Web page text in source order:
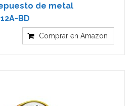
de metal
BD
Comprar en Amazon